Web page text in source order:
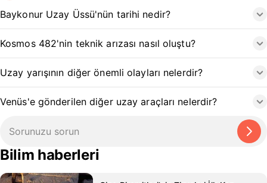
Baykonur Uzay Üssü'nün tarihi nedir?
Kosmos 482'nin teknik arızası nasıl oluştu?
Uzay yarışının diğer önemli olayları nelerdir?
Venüs'e gönderilen diğer uzay araçları nelerdir?
Bilim haberleri